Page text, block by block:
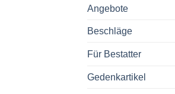
Angebote
Beschläge
Für Bestatter
Gedenkartikel